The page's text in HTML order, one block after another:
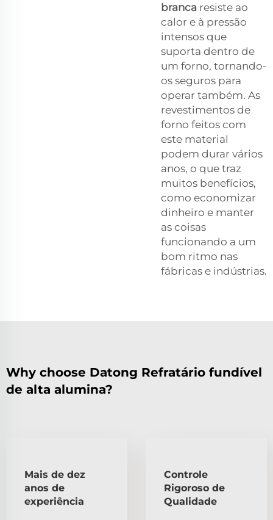
branca resiste ao
calor e à pressão
intensos que
suporta dentro de
um forno, tornando-
os seguros para
operar também. As
revestimentos de
forno feitos com
este material
podem durar vários
anos, o que traz
muitos benefícios,
como economizar
dinheiro e manter
as coisas
funcionando a um
bom ritmo nas
fábricas e indústrias.
Why choose Datong Refratário fundível
de alta alumina?
Mais de dez
anos de
experiência
Controle
Rigoroso de
Qualidade